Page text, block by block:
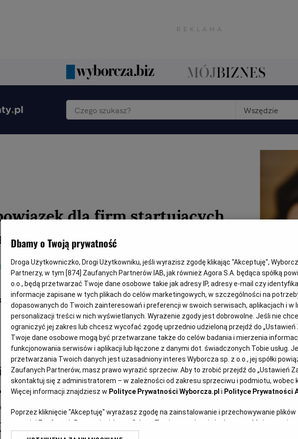
Wszędzie
dla firm startujących
03.10.2016, 08:18
Pzp wprowadziła dla wykonawców
przekazania zamawiającemu oświadczenia o
lub braku przynależności do tej samej grupy
której inni członkowie złożyli konkurencyjne
Dbamy o Twoją prywatność
Droga Użytkowniczko, Drogi Użytkowniku, jeśli wyrazisz zgodę klikając "Akceptuję",
Partnerzy, w tym [874] Zaufanych Partnerów IAB, jak również Agora S.A. będąca spółką
o.o., będą przetwarzać Twoje dane osobowe takie jak adresy IP, adresy e-mail czy
informacje zapisane w tych plikach do celów marketingowych, w szczególności na
dopasowanych do Twoich zainteresowań i preferencji w swoich serwisach, aplikacjach i w
personalizacji treści w nich wyświetlanych. Wyrażenie zgody jest dobrowolne. Jeśli nie
ograniczyć jej zakres lub chcesz wycofać zgodę uprzednio udzieloną przejdź do „Ustawień
Twoje dane osobowe mogą być przetwarzane także do celów badania i mierzenia
funkcjonowania serwisów i aplikacji lub łączone z danymi dot. świadczonych Tobie usług.
przetwarzania Twoich danych jest uzasadniony interes Wyborcza sp. z o.o., jej spółki
Zaufanych Partnerów, masz prawo wyrazić sprzeciw. Aby to zrobić przejdź do „Ustawień
skontaktuj się z administratorem – w zależności od zakresu sprzeciwu i podmiotu, wobec
Więcej informacji znajdziesz w Polityce Prywatności Wyborcza.pl i Polityce Prywatności
Poprzez kliknięcie "Akceptuję" wyrażasz zgodę na zainstalowanie i przechowywanie plików
z o. o. jej Zaufanych Partnerów i Agora S.A. na Twoim urządzeniu końcowym. Możesz też
swoje preferencje dot. plików cookie, ponownie wywołując narzędzie do zarządzania